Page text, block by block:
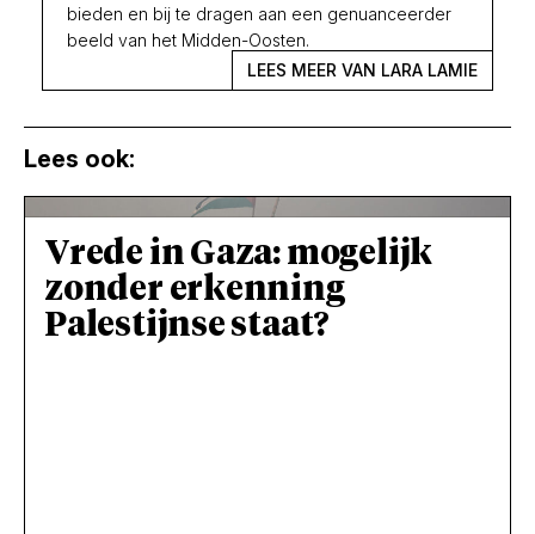
bieden en bij te dragen aan een genuanceerder
beeld van het Midden-Oosten.
LEES MEER VAN LARA LAMIE
Lees ook:
Vrede in Gaza: mogelijk
zonder erkenning
Palestijnse staat?